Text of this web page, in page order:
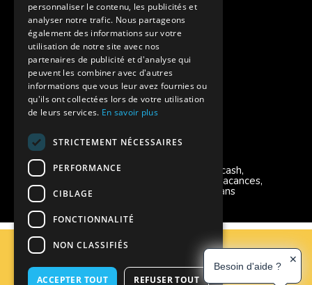
Aides financières pour partir en colonie
Charte de confidentialité
Vacances Adaptées Adulte Supernova
Modes de règlement acceptés
Chèque, Virement, Espèces, Mandats cash,
Bons CAF, Conseil général, Chèques vacances,
Carte bancaire, Prise en charge reçu sans
règlement, Prélèvement, Pass Colo
Plan du site
personnaliser le contenu, les publicités et
analyser notre trafic. Nous partageons
également des informations sur votre
utilisation de notre site avec nos
partenaires de publicité et d'analyse qui
peuvent les combiner avec d'autres
informations que vous leur avez fournies ou
qu'ils ont collectées lors de votre utilisation
de leurs services. En savoir plus
STRICTEMENT NÉCESSAIRES
PERFORMANCE
CIBLAGE
FONCTIONNALITÉ
NON CLASSIFIÉS
ACCEPTER TOUT REFUSER TOUT
Besoin d'aide ?
✕